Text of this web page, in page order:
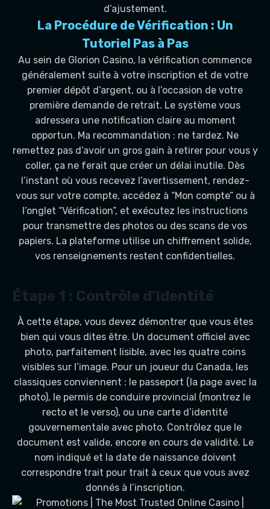
d’ajustement.
La Procédure de Vérification : Un
Tutoriel Pas à Pas
Au sein de Glorion Casino, la vérification commence
généralement suite à votre inscription et de votre
premier dépôt d’argent, ou à l’occasion de votre
première demande de retrait. Le système vous
adressera une notification claire au moment
opportun. Ma recommandation : ne tardez. Ne
remettez pas d’avoir un gros gain à retirer pour vous y
coller, ça ne ferait que créer un délai inutile. Dès
l’instant où vous recevez l’avertissement, rendez-
vous sur votre compte, accédez à “Mon compte” ou à
l’onglet “Vérification”, et exécutez les instructions
pour transmettre des photos ou des scans de vos
papiers. La plateforme utilise un chiffrement solide,
vos renseignements restent confidentielles.
Étape 1 : Contrôle d’Identité
À cette étape, vous devez démontrer que vous êtes
bien qui vous dites être. Un document officiel avec
photo, parfaitement lisible, avec les quatre coins
visibles sur l’image. Pour un joueur du Canada, les
classiques conviennent : le passeport (la page avec la
photo), le permis de conduire provincial (montrez le
recto et le verso), ou une carte d’identité
gouvernementale avec photo. Contrôlez que le
document est valide, encore en cours de validité. Le
nom indiqué et la date de naissance doivent
correspondre trait pour trait à ceux que vous avez
donnés à l’inscription.